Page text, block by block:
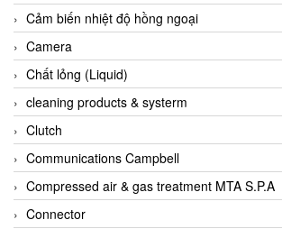
Airtac Vietnam
Airtec Vietnam
AI-Tek Vietnam
Akerstroms Viet Nam
AKO Armaturen & Separationstechnik
AKO Armaturen & Separationstechnik Vietnam
AKUSENSE
ALA OFFICINE SPA
Cảm biến nhiệt độ hồng ngoại
Camera
Chất lỏng (Liquid)
cleaning products & systerm
Clutch
Communications Campbell
Compressed air & gas treatment MTA S.P.A
Connector